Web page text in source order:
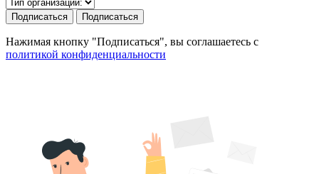
Подписаться Подписаться
Нажимая кнопку "Подписаться", вы соглашаетесь с
политикой конфиденциальности